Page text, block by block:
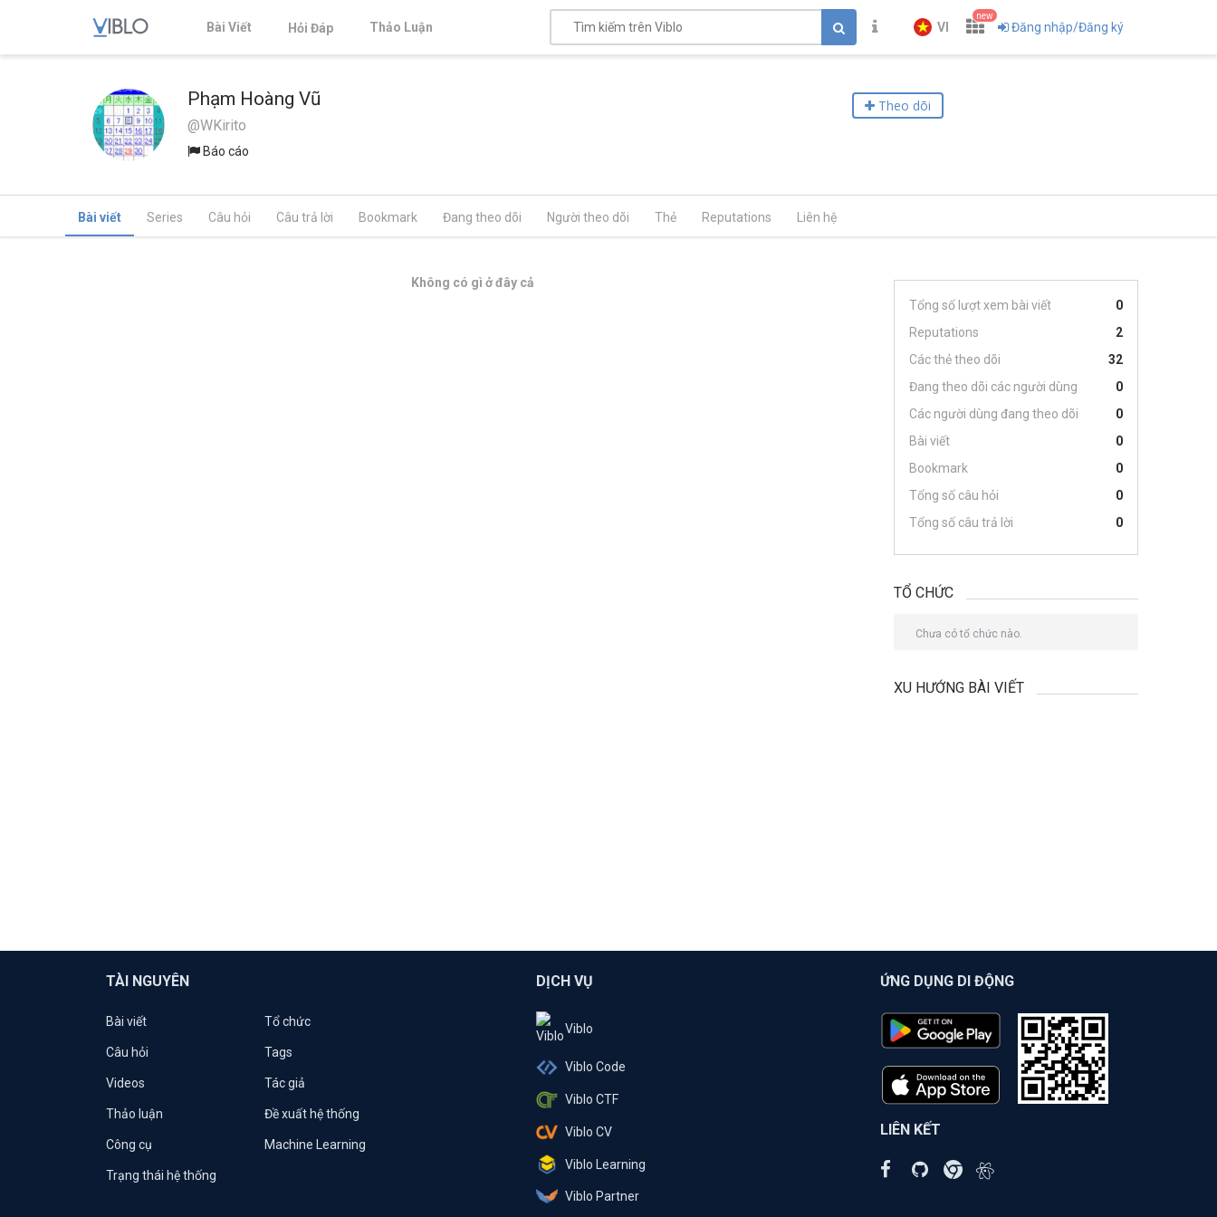
Bài Viết Hỏi Đáp Thảo Luận VI
new
Đăng nhập/Đăng ký
Phạm Hoàng Vũ
@WKirito
Báo cáo
Theo dõi
Bài viết Series Câu hỏi Câu trả lời Bookmark Đang theo dõi Người theo dõi Thẻ Reputations Liên hệ
Không có gì ở đây cả
Tổng số lượt xem bài viết
0
Reputations
2
Các thẻ theo dõi
32
Đang theo dõi các người dùng
0
Các người dùng đang theo dõi
0
Bài viết
0
Bookmark
0
Tổng số câu hỏi
0
Tổng số câu trả lời
0
TỔ CHỨC
Chưa có tổ chức nào.
XU HƯỚNG BÀI VIẾT
TÀI NGUYÊN
Bài viết Tổ chức
Câu hỏi Tags
Videos Tác giả
Thảo luận Đề xuất hệ thống
Công cụ Machine Learning
Trạng thái hệ thống
DỊCH VỤ
Viblo
Viblo Code
Viblo CTF
Viblo CV
Viblo Learning
Viblo Partner
ỨNG DỤNG DI ĐỘNG
LIÊN KẾT